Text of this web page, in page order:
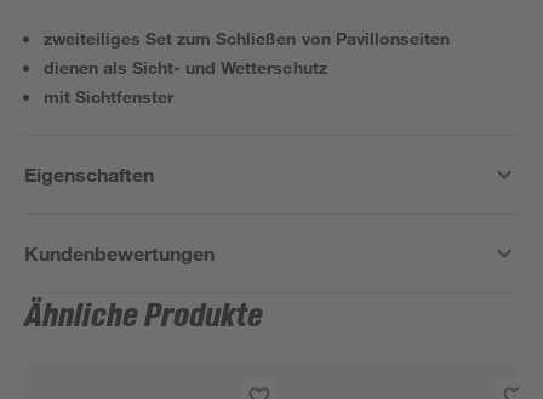
zweiteiliges Set zum Schließen von Pavillonseiten
dienen als Sicht- und Wetterschutz
mit Sichtfenster
Eigenschaften
Kundenbewertungen
Ähnliche Produkte